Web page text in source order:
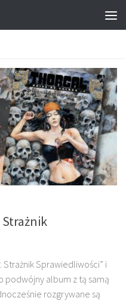
Strażnik Sprawiedliwości” i
podwójny album z tą samą
rozgrywane są